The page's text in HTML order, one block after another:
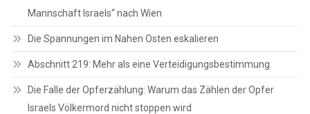
Mannschaft Israels“ nach Wien
Die Spannungen im Nahen Osten eskalieren
Abschnitt 219: Mehr als eine Verteidigungsbestimmung
Die Falle der Opferzählung: Warum das Zählen der Opfer
Israels Völkermord nicht stoppen wird